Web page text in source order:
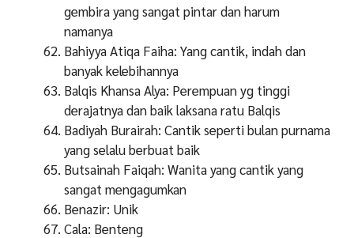
gembira yang sangat pintar dan harum
namanya
Bahiyya Atiqa Faiha: Yang cantik, indah dan
banyak kelebihannya
Balqis Khansa Alya: Perempuan yg tinggi
derajatnya dan baik laksana ratu Balqis
Badiyah Burairah: Cantik seperti bulan purnama
yang selalu berbuat baik
Butsainah Faiqah: Wanita yang cantik yang
sangat mengagumkan
Benazir: Unik
Cala: Benteng